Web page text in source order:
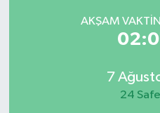
AKŞAM
7
24